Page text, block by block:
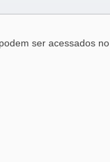
ser acessados no